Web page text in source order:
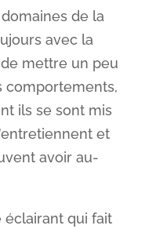
de la
avec la
de mettre un peu
comportements,
ils se sont mis
et
avoir au-
éclairant qui fait